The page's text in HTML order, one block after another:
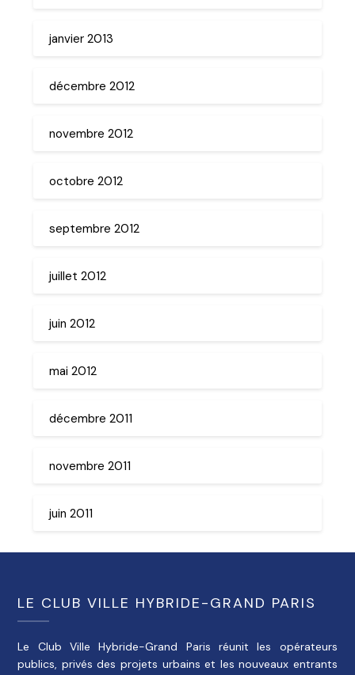
janvier 2013
décembre 2012
novembre 2012
octobre 2012
septembre 2012
juillet 2012
juin 2012
mai 2012
décembre 2011
novembre 2011
juin 2011
LE CLUB VILLE HYBRIDE-GRAND PARIS
Le Club Ville Hybride-Grand Paris réunit les opérateurs
publics, privés des projets urbains et les nouveaux entrants